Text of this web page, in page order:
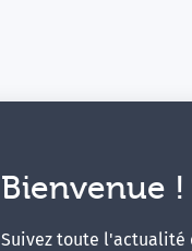
Bienvenue !
Suivez toute l'actualité